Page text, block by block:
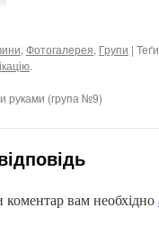
, Фотогалерея, Групи |
.
руками (група №9)
вам необхідно